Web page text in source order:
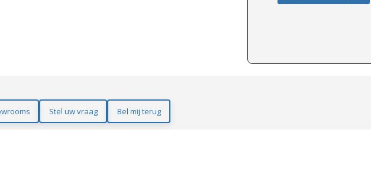
Stel uw vraag Bel mij terug